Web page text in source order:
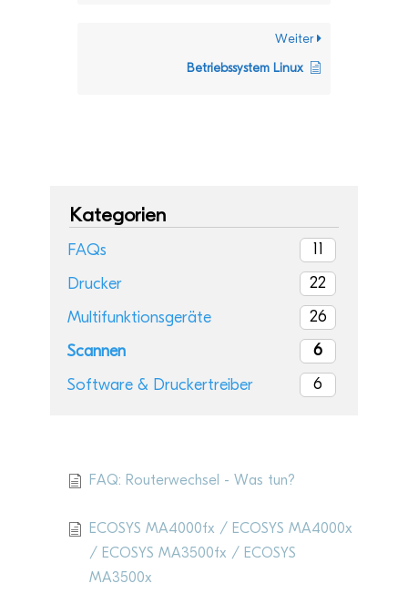
Weiter
Betriebs­sys­tem Linux
Kategorien
FAQs
11
Drucker
22
Multifunktionsgeräte
26
Scannen
6
Software & Druckertreiber
6
FAQ: Routerwechsel - Was tun?
ECOSYS MA4000fx / ECOSYS MA4000x
/ ECOSYS MA3500fx / ECOSYS
MA3500x